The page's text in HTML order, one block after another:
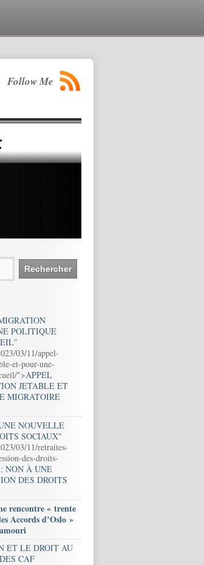
Follow Me
POLITIQUE
"
03/11/appel-
et-pour-une-
">APPEL
JETABLE ET
MIGRATOIRE
NOUVELLE
SOCIAUX"
03/11/retraites-
des-droits-
NON À UNE
DES DROITS
rencontre « trente
Accords d’Oslo »
ET LE DROIT AU
CAF